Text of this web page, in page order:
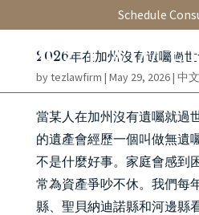
Schedule
2026年在加州沒有遺囑過
bytezlawfirm | May 29, 2026| 中
當某人在加州沒有遺囑就過
的遺產會經歷一個叫做無
不是什麼好事。家庭會感到
常為資產爭吵不休。我們每
縣、聖貝納迪諾縣和河邊縣